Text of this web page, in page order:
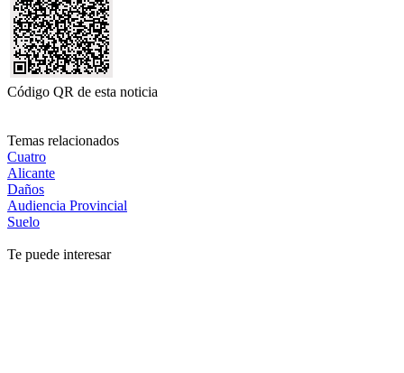
Código QR de esta noticia
Temas relacionados
Cuatro
Alicante
Daños
Audiencia Provincial
Suelo
Te puede interesar